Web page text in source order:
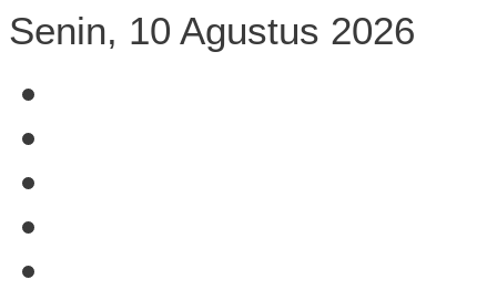
Senin, 10 Agustus 2026